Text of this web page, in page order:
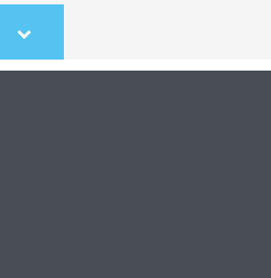
Scroll
to